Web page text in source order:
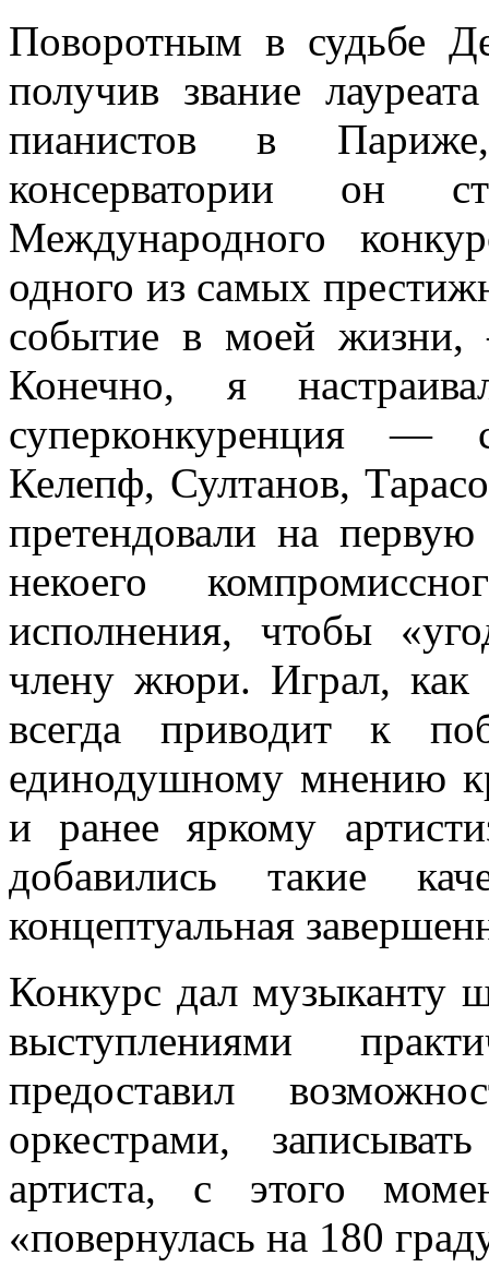
Поворотным в судьбе
получив звание
пианистов в
консерватории он
Международного
одного из самых
событие в моей
Конечно, я
суперконкуренция —
Келепф, Султанов,
претендовали на
некоего
исполнения, чтобы
члену жюри. Играл, как
всегда приводит к
единодушному мнению
и ранее яркому
добавились такие
концептуальная
Конкурс дал музыканту
выступлениями
предоставил
оркестрами,
артиста, с этого
«повернулась на 180